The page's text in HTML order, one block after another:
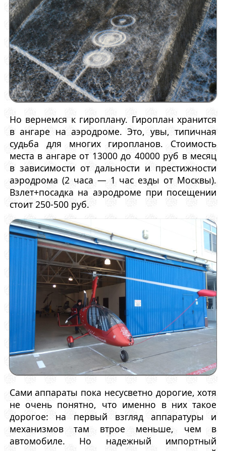
Но вернемся к гироплану. Гироплан хранится
в ангаре на аэродроме. Это, увы, типичная
судьба для многих гиропланов. Стоимость
места в ангаре от 13000 до 40000 руб в месяц
в зависимости от дальности и престижности
аэродрома (2 часа — 1 час езды от Москвы).
Взлет+посадка на аэродроме при посещении
стоит 250-500 руб.
Сами аппараты пока несусветно дорогие, хотя
не очень понятно, что именно в них такое
дорогое: на первый взгляд аппаратуры и
механизмов там втрое меньше, чем в
автомобиле. Но надежный импортный